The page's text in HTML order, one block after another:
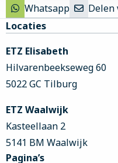
Whatsapp
Delen
Site
Locaties
ETZ Elisabeth
Hilvarenbeekseweg 60
5022 GC Tilburg
ETZ Waalwijk
Kasteellaan 2
5141 BM Waalwijk
Pagina’s